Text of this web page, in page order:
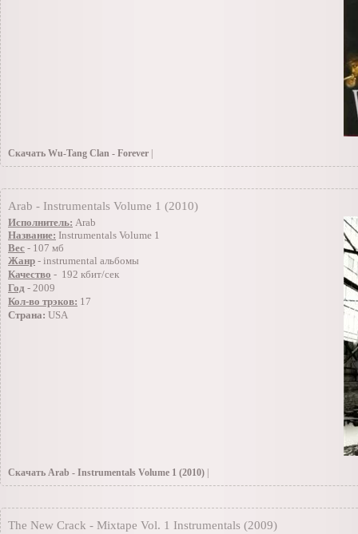
Скачать Wu-Tang Clan - Forever
» Инструменталы(Заоубежные)|Просмотров: 341 | Добавил: daninos
30.01.2010
Arab - Instrumentals Volume 1 (2010)
Исполнитель: Arab
Название: Instrumentals Volume 1
Вес - 107 мб
Жанp - instrumental альбомы
Качество - 192 кбит/сек
Год - 2009
Кол-во трэков: 17
Страна: USA
Скачать Arab - Instrumentals Volume 1 (2010)
» Инструменталы(Заоубежные)|Просмотров: 289 | Добавил: TiRaN
29.01.2010
The New Crack - Mixtape Vol. 1 Instrumentals (2009)